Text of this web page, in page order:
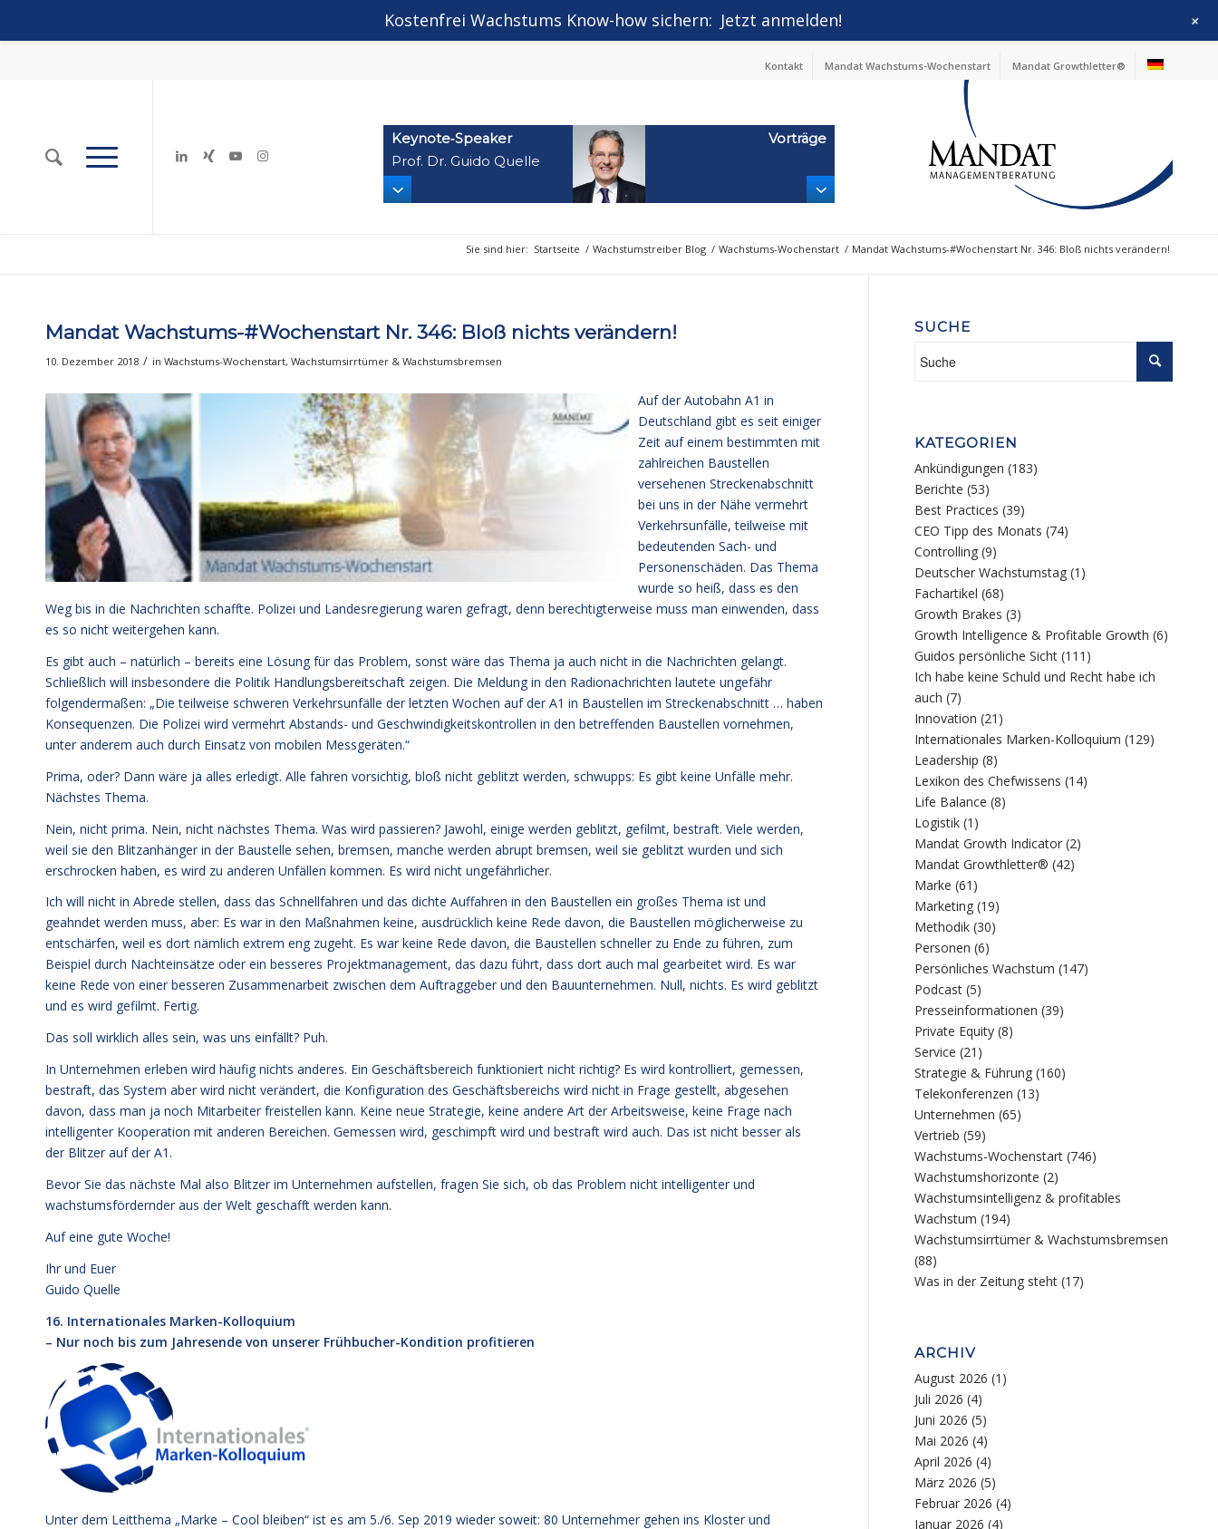
Kontakt Mandat Wachstums-Wochenstart Mandat Growthletter®
Keynote‑Speaker
Prof. Dr. Guido Quelle
Vorträge
Sie sind hier: Startseite / Wachstumstreiber Blog / Wachstums-Wochenstart / Mandat Wachstums-#Wochenstart Nr. 346: Bloß nichts verändern!
Mandat Wachstums-#Wochenstart Nr. 346: Bloß nichts verändern!
10. Dezember 2018 / in Wachstums-Wochenstart, Wachstumsirrtümer & Wachstumsbremsen
Auf der Autobahn A1 in
Deutschland gibt es seit einiger
Zeit auf einem bestimmten mit
zahlreichen Baustellen
versehenen Streckenabschnitt
bei uns in der Nähe vermehrt
Verkehrsunfälle, teilweise mit
bedeutenden Sach- und
Personenschäden. Das Thema
wurde so heiß, dass es den
Weg bis in die Nachrichten schaffte. Polizei und Landesregierung waren gefragt, denn berechtigterweise muss man einwenden, dass
es so nicht weitergehen kann.
Es gibt auch – natürlich – bereits eine Lösung für das Problem, sonst wäre das Thema ja auch nicht in die Nachrichten gelangt.
Schließlich will insbesondere die Politik Handlungsbereitschaft zeigen. Die Meldung in den Radionachrichten lautete ungefähr
folgendermaßen: „Die teilweise schweren Verkehrsunfälle der letzten Wochen auf der A1 in Baustellen im Streckenabschnitt … haben
Konsequenzen. Die Polizei wird vermehrt Abstands- und Geschwindigkeitskontrollen in den betreffenden Baustellen vornehmen,
unter anderem auch durch Einsatz von mobilen Messgeräten.“
Prima, oder? Dann wäre ja alles erledigt. Alle fahren vorsichtig, bloß nicht geblitzt werden, schwupps: Es gibt keine Unfälle mehr.
Nächstes Thema.
Nein, nicht prima. Nein, nicht nächstes Thema. Was wird passieren? Jawohl, einige werden geblitzt, gefilmt, bestraft. Viele werden,
weil sie den Blitzanhänger in der Baustelle sehen, bremsen, manche werden abrupt bremsen, weil sie geblitzt wurden und sich
erschrocken haben, es wird zu anderen Unfällen kommen. Es wird nicht ungefährlicher.
Ich will nicht in Abrede stellen, dass das Schnellfahren und das dichte Auffahren in den Baustellen ein großes Thema ist und
geahndet werden muss, aber: Es war in den Maßnahmen keine, ausdrücklich keine Rede davon, die Baustellen möglicherweise zu
entschärfen, weil es dort nämlich extrem eng zugeht. Es war keine Rede davon, die Baustellen schneller zu Ende zu führen, zum
Beispiel durch Nachteinsätze oder ein besseres Projektmanagement, das dazu führt, dass dort auch mal gearbeitet wird. Es war
keine Rede von einer besseren Zusammenarbeit zwischen dem Auftraggeber und den Bauunternehmen. Null, nichts. Es wird geblitzt
und es wird gefilmt. Fertig.
Das soll wirklich alles sein, was uns einfällt? Puh.
In Unternehmen erleben wird häufig nichts anderes. Ein Geschäftsbereich funktioniert nicht richtig? Es wird kontrolliert, gemessen,
bestraft, das System aber wird nicht verändert, die Konfiguration des Geschäftsbereichs wird nicht in Frage gestellt, abgesehen
davon, dass man ja noch Mitarbeiter freistellen kann. Keine neue Strategie, keine andere Art der Arbeitsweise, keine Frage nach
intelligenter Kooperation mit anderen Bereichen. Gemessen wird, geschimpft wird und bestraft wird auch. Das ist nicht besser als
der Blitzer auf der A1.
Bevor Sie das nächste Mal also Blitzer im Unternehmen aufstellen, fragen Sie sich, ob das Problem nicht intelligenter und
wachstumsfördernder aus der Welt geschafft werden kann.
Auf eine gute Woche!
Ihr und Euer
Guido Quelle
16. Internationales Marken-Kolloquium
– Nur noch bis zum Jahresende von unserer Frühbucher-Kondition profitieren
Unter dem Leitthema „Marke – Cool bleiben“ ist es am 5./6. Sep 2019 wieder soweit: 80 Unternehmer gehen ins Kloster und
SUCHE
KATEGORIEN
Ankündigungen (183)
Berichte (53)
Best Practices (39)
CEO Tipp des Monats (74)
Controlling (9)
Deutscher Wachstumstag (1)
Fachartikel (68)
Growth Brakes (3)
Growth Intelligence & Profitable Growth (6)
Guidos persönliche Sicht (111)
Ich habe keine Schuld und Recht habe ich
auch (7)
Innovation (21)
Internationales Marken-Kolloquium (129)
Leadership (8)
Lexikon des Chefwissens (14)
Life Balance (8)
Logistik (1)
Mandat Growth Indicator (2)
Mandat Growthletter® (42)
Marke (61)
Marketing (19)
Methodik (30)
Personen (6)
Persönliches Wachstum (147)
Podcast (5)
Presseinformationen (39)
Private Equity (8)
Service (21)
Strategie & Führung (160)
Telekonferenzen (13)
Unternehmen (65)
Vertrieb (59)
Wachstums-Wochenstart (746)
Wachstumshorizonte (2)
Wachstumsintelligenz & profitables
Wachstum (194)
Wachstumsirrtümer & Wachstumsbremsen
(88)
Was in der Zeitung steht (17)
ARCHIV
August 2026 (1)
Juli 2026 (4)
Juni 2026 (5)
Mai 2026 (4)
April 2026 (4)
März 2026 (5)
Februar 2026 (4)
Januar 2026 (4)
Kostenfrei Wachstums Know-how sichern: Jetzt anmelden! +